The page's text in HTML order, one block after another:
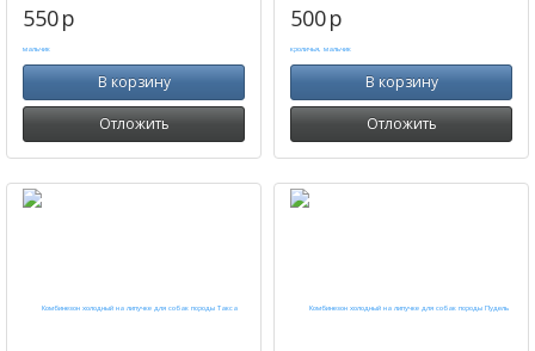
550p
В корзину
Отложить
500p
В корзину
Отложить